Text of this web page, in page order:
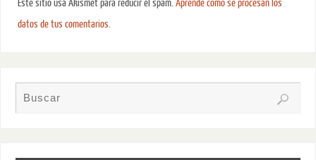
Este sitio usa Akismet para reducir el spam.Aprende cómo se procesan los
datos de tus comentarios.